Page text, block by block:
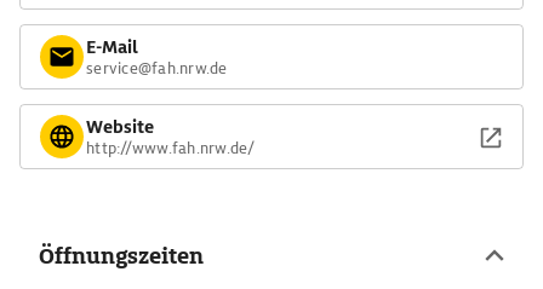
E-Mail
service@fah.nrw.de
Website
http://www.fah.nrw.de/
Öffnungszeiten